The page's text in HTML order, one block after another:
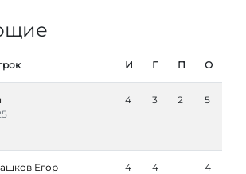
И Г П О
4 3 2 5
Егор
4 4 4